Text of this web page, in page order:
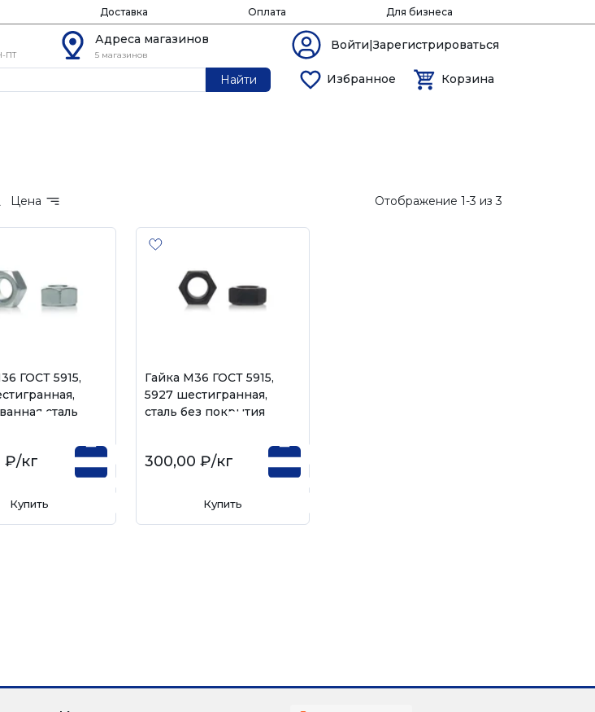
Доставка Оплата Для бизнеса
ПТ
Адреса магазинов
5 магазинов
Войти|Зарегистрироваться
Найти Избранное Корзина
Цена Отображение 1-3 из 3
ГОСТ 5915,
сталь
₽/кг
Купить
Гайка М36 ГОСТ 5915,
5927 шестигранная,
сталь без покрытия
300,00 ₽/кг
Купить